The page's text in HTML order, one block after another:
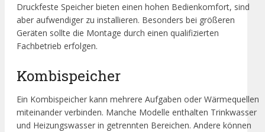
Druckfeste Speicher bieten einen hohen Bedienkomfort, sind
aber aufwendiger zu installieren. Besonders bei größeren
Geräten sollte die Montage durch einen qualifizierten
Fachbetrieb erfolgen.
Kombispeicher
Ein Kombispeicher kann mehrere Aufgaben oder Wärmequellen
miteinander verbinden. Manche Modelle enthalten Trinkwasser
und Heizungswasser in getrennten Bereichen. Andere können